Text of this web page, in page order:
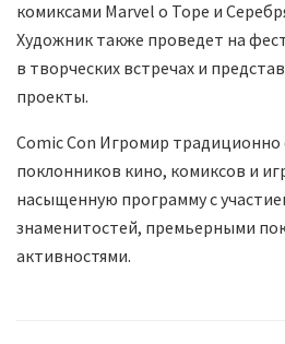
комиксами Marvel о Торе и
Художник также проведет на
в творческих встречах и
проекты.
Comic Con Игромир традиционно
поклонников кино, комиксов и
насыщенную программу с
знаменитостей, премьерными
активностями.